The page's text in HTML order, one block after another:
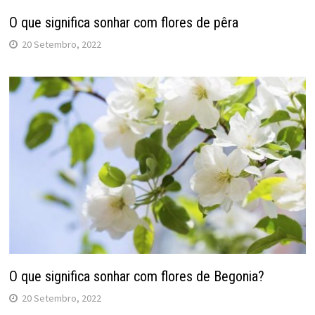
O que significa sonhar com flores de pêra
20 Setembro, 2022
O que significa sonhar com flores de Begonia?
20 Setembro, 2022